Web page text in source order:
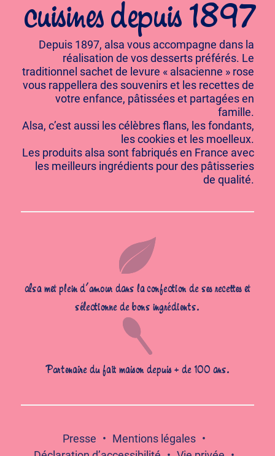
alsa met plein d’amour dans la confection de ses recettes et
sélectionne de bons ingrédients.
Partenaire du fait maison depuis + de 100 ans.
cuisines depuis 1897
Depuis 1897, alsa vous accompagne dans la
réalisation de vos desserts préférés. Le
traditionnel sachet de levure « alsacienne » rose
vous rappellera des souvenirs et les recettes de
votre enfance, pâtissées et partagées en
famille.
Alsa, c’est aussi les célèbres flans, les fondants,
les cookies et les moelleux.
Les produits alsa sont fabriqués en France avec
les meilleurs ingrédients pour des pâtisseries
de qualité.
Presse
Mentions légales